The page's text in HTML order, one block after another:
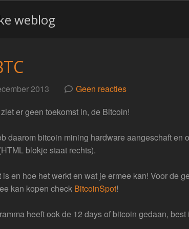
weblog
2013
Geen reacties
er geen toekomst in, de Bitcoin!
daarom bitcoin mining hardware aangeschaft en
blokje staat rechts).
en hoe het werkt en wat je ermee kan! Voor de
kan kopen check BitcoinSpot!
heeft ook de 12 days of bitcoin gedaan,